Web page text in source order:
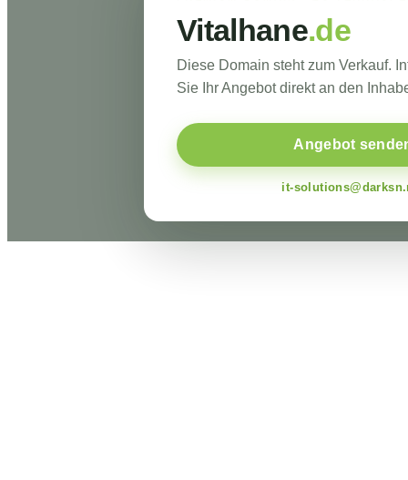
Vitalhane.de
Diese Domain steht zum Verkauf.
Sie Ihr Angebot direkt an den
Angebot
it-